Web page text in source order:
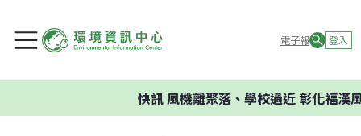
電子報 登入
快訊風機離聚落、學校過近 彰化福漢